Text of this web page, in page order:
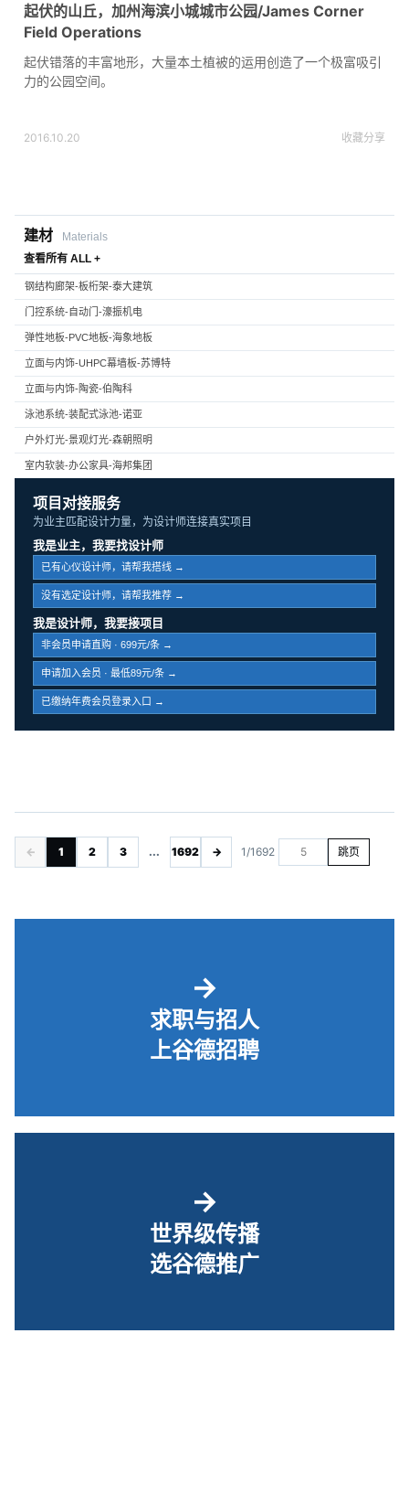
起伏的山丘，加州海滨小城城市公园/James Corner
Field Operations
起伏错落的丰富地形，大量本土植被的运用创造了一个极富吸引
力的公园空间。
2016.10.20 收藏分享
建材
Materials
查看所有 ALL +
钢结构廊架-板桁架-泰大建筑
门控系统-自动门-濠振机电
弹性地板-PVC地板-海象地板
立面与内饰-UHPC幕墙板-苏博特
立面与内饰-陶瓷-伯陶科
泳池系统-装配式泳池-诺亚
户外灯光-景观灯光-森朝照明
室内软装-办公家具-海邦集团
项目对接服务
为业主匹配设计力量，为设计师连接真实项目
我是业主，我要找设计师
已有心仪设计师，请帮我搭线 →
没有选定设计师，请帮我推荐 →
我是设计师，我要接项目
非会员申请直购 · 699元/条 →
申请加入会员 · 最低89元/条 →
已缴纳年费会员登录入口 →
← 1 2 3 ... 1692 → 1/1692 跳页
→
求职与招人
上谷德招聘
→
世界级传播
选谷德推广